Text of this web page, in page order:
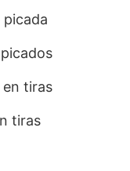
tiras
tiras